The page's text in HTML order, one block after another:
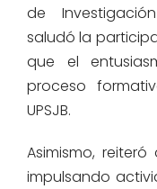
de
saludó la
que el
proceso
UPSJB.
Asimismo,
impulsando